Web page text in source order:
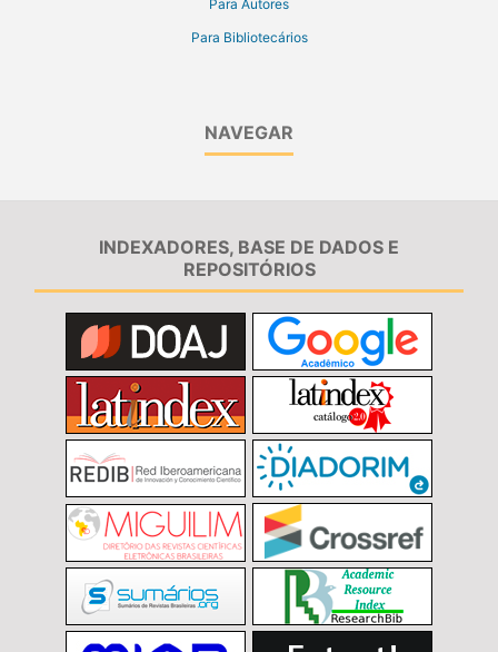
Para Autores
Para Bibliotecários
NAVEGAR
INDEXADORES, BASE DE DADOS E
REPOSITÓRIOS